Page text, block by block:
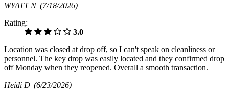
WYATT N (7/18/2026)
Rating:
3.0
Location was closed at drop off, so I can't speak on cleanliness or
personnel. The key drop was easily located and they confirmed drop
off Monday when they reopened. Overall a smooth transaction.
Heidi D (6/23/2026)